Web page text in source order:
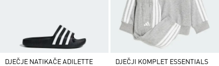
DJEČJE NATIKAČE ADILETTE
DJEČJI KOMPLET ESSENTIALS